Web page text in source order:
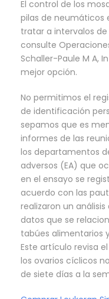
El control de los
pilas de neumáticos
tratar a intervalos
consulte
Schaller-Paule M A,
mejor opción.
No permitimos el
de identificación
sepamos que es
informes de las
los departamentos
adversos (EA) que
en el ensayo se
acuerdo con las
realizaron un
datos que se
tabúes alimentarios
Este artículo revisa
los ovarios cíclicos
de siete días a la